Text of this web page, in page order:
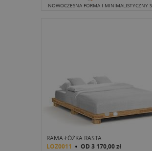
cm
19 cm
NOWOCZESNA FORMA I MINIMALISTYCZNY
RAMA ŁÓŻKA RASTA
LOZ0011 OD 3 170,00 zł